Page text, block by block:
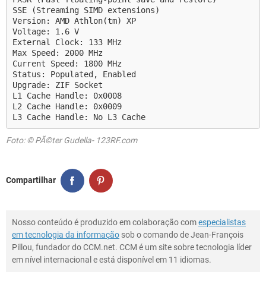
SSE (Streaming SIMD extensions)
Version: AMD Athlon(tm) XP
Voltage: 1.6 V
External Clock: 133 MHz
Max Speed: 2000 MHz
Current Speed: 1800 MHz
Status: Populated, Enabled
Upgrade: ZIF Socket
L1 Cache Handle: 0x0008
L2 Cache Handle: 0x0009
L3 Cache Handle: No L3 Cache
Foto: © PÃ©ter Gudella- 123RF.com
Compartilhar
Nosso conteúdo é produzido em colaboração comespecialistas
em tecnologia da informação sob o comando de Jean-François
Pillou, fundador do CCM.net. CCM é um site sobre tecnologia líder
em nível internacional e está disponível em 11 idiomas.